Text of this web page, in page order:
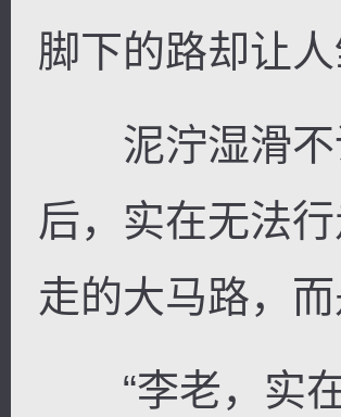
脚下的路却让人
泥泞湿滑不
后，实在无法
走的大马路，
“李老，实在